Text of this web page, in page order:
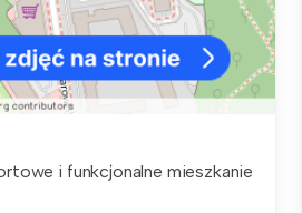
i funkcjonalne mieszkanie